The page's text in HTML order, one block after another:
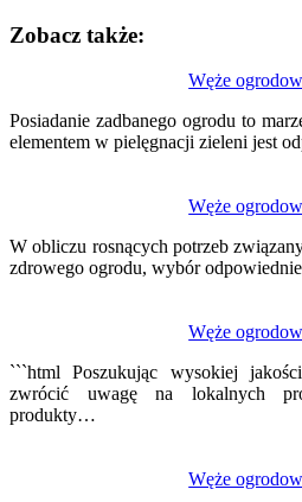
Zobacz także:
Węże
Posiadanie zadbanego ogrodu to
elementem w pielęgnacji zieleni jest
Węże
W obliczu rosnących potrzeb
zdrowego ogrodu, wybór
Węże
```html Poszukując wysokiej
zwrócić uwagę na lokalnych
produkty…
Węże
wpisu